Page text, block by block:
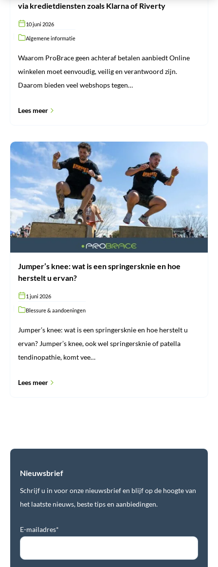
via kredietdiensten zoals Klarna of Riverty
10 juni 2026
Algemene informatie
Waarom ProBrace geen achteraf betalen aanbiedt Online
winkelen moet eenvoudig, veilig en verantwoord zijn.
Daarom bieden veel webshops tegen…
Lees meer
Jumper’s
knee:
wat
is
een
springersknie
en
hoe
herstelt
ervan?
Jumper’s knee: wat is een springersknie en hoe
herstelt u ervan?
1 juni 2026
Blessure & aandoeningen
Jumper’s knee: wat is een springersknie en hoe herstelt u
ervan? Jumper’s knee, ook wel springersknie of patella
tendinopathie, komt vee…
Lees meer
Nieuwsbrief
Schrijf u in voor onze nieuwsbrief en blijf op de hoogte van
het laatste nieuws, beste tips en aanbiedingen.
E-mailadres*